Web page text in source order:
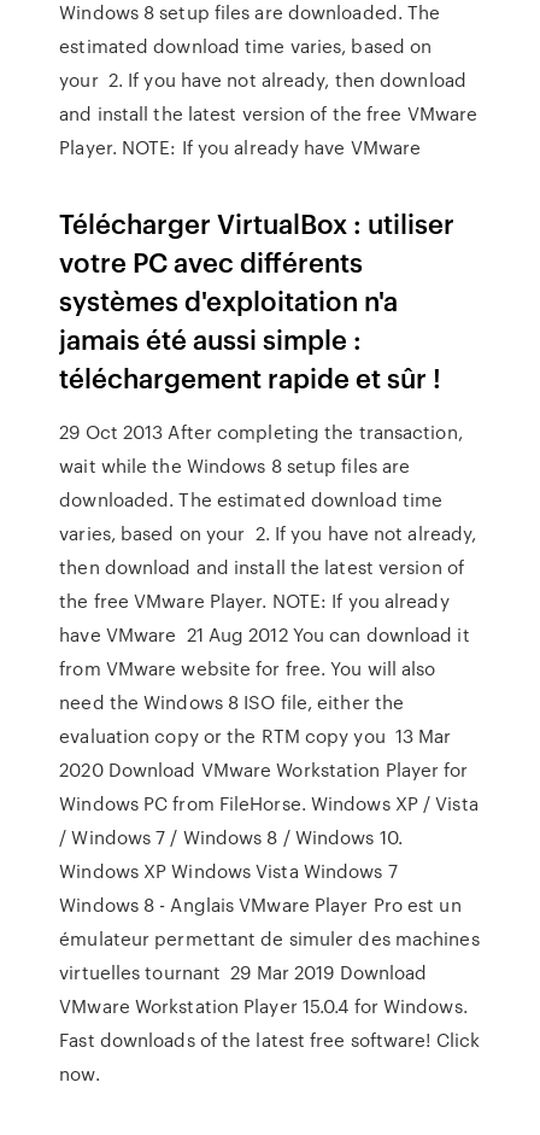
Windows 8 setup files are downloaded. The
estimated download time varies, based on
your 2. If you have not already, then download
and install the latest version of the free VMware
Player. NOTE: If you already have VMware
Télécharger VirtualBox : utiliser
votre PC avec différents
systèmes d'exploitation n'a
jamais été aussi simple :
téléchargement rapide et sûr !
29 Oct 2013 After completing the transaction,
wait while the Windows 8 setup files are
downloaded. The estimated download time
varies, based on your 2. If you have not already,
then download and install the latest version of
the free VMware Player. NOTE: If you already
have VMware 21 Aug 2012 You can download it
from VMware website for free. You will also
need the Windows 8 ISO file, either the
evaluation copy or the RTM copy you 13 Mar
2020 Download VMware Workstation Player for
Windows PC from FileHorse. Windows XP / Vista
/ Windows 7 / Windows 8 / Windows 10.
Windows XP Windows Vista Windows 7
Windows 8 - Anglais VMware Player Pro est un
émulateur permettant de simuler des machines
virtuelles tournant 29 Mar 2019 Download
VMware Workstation Player 15.0.4 for Windows.
Fast downloads of the latest free software! Click
now.